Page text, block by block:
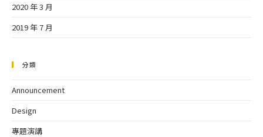
2020 年 3 月
2019 年 7 月
分類
Announcement
Design
專題演講